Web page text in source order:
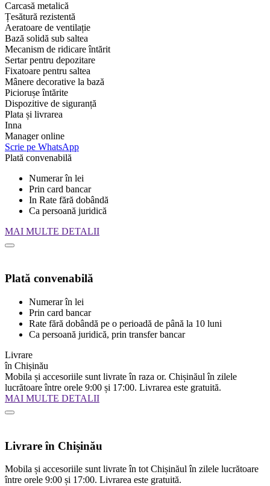
Carcasă metalică
Țesătură rezistentă
Aeratoare de ventilație
Bază solidă sub saltea
Mecanism de ridicare întărit
Sertar pentru depozitare
Fixatoare pentru saltea
Mânere decorative la bază
Piciorușe întărite
Dispozitive de siguranță
Plata și livrarea
Inna
Manager online
Scrie pe WhatsApp
Plată convenabilă
Numerar în lei
Prin card bancar
In Rate fără dobândă
Ca persoană juridică
MAI MULTE DETALII
Plată convenabilă
Numerar în lei
Prin card bancar
Rate fără dobândă pe o perioadă de până la 10 luni
Ca persoană juridică, prin transfer bancar
Livrare
în Chișinău
Mobila și accesoriile sunt livrate în raza or. Chișinăul în zilele
lucrătoare între orele 9:00 și 17:00. Livrarea este gratuită.
MAI MULTE DETALII
Livrare în Chișinău
Mobila și accesoriile sunt livrate în tot Chișinăul în zilele lucrătoare
între orele 9:00 și 17:00. Livrarea este gratuită.